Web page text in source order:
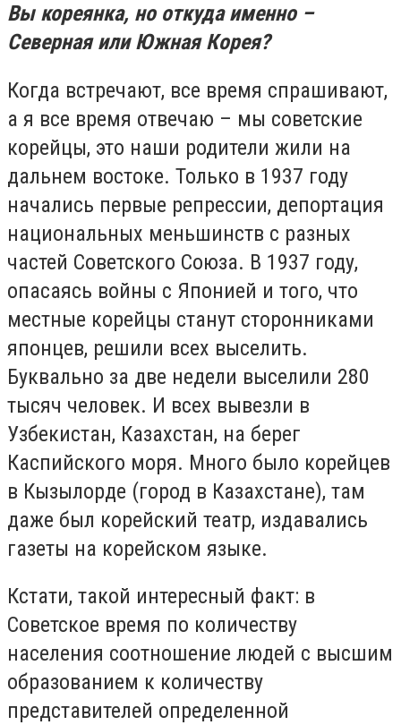
Вы кореянка, но откуда именно –
Северная или Южная Корея?
Когда встречают, все время спрашивают,
а я все время отвечаю – мы советские
корейцы, это наши родители жили на
дальнем востоке. Только в 1937 году
начались первые репрессии, депортация
национальных меньшинств с разных
частей Советского Союза. В 1937 году,
опасаясь войны с Японией и того, что
местные корейцы станут сторонниками
японцев, решили всех выселить.
Буквально за две недели выселили 280
тысяч человек. И всех вывезли в
Узбекистан, Казахстан, на берег
Каспийского моря. Много было корейцев
в Кызылорде (город в Казахстане), там
даже был корейский театр, издавались
газеты на корейском языке.
Кстати, такой интересный факт: в
Советское время по количеству
населения соотношение людей с высшим
образованием к количеству
представителей определенной